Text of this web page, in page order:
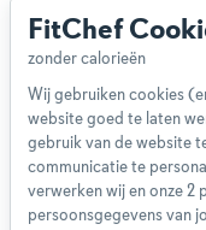
FitChef
Wij gebruiken cookies
website goed te laten
gebruik van de website
communicatie te
verwerken wij en onze 2
persoonsgegevens van